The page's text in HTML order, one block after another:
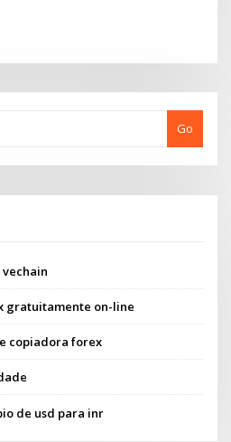
Go
gratuitamente on-line
copiadora forex
de usd para inr